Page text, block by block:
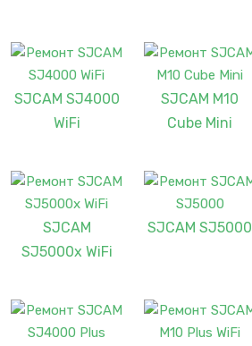
SJCAM SJ4000
WiFi
SJCAM M10
Cube Mini
SJCAM
SJ5000x WiFi
SJCAM SJ5000